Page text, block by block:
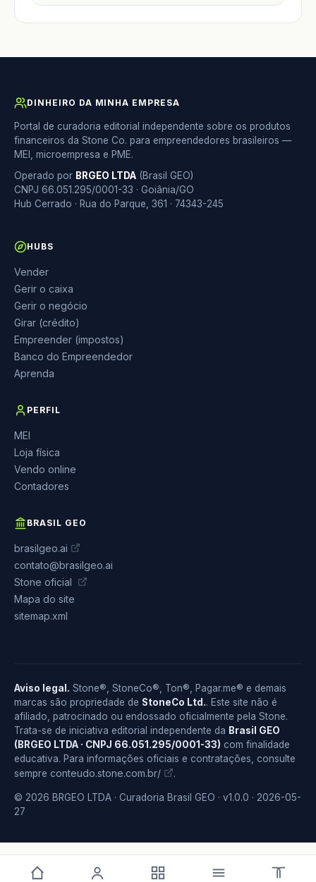
DINHEIRO DA MINHA EMPRESA
Portal de curadoria editorial independente sobre os produtos
financeiros da Stone Co. para empreendedores brasileiros —
MEI, microempresa e PME.
Operado por BRGEO LTDA (Brasil GEO)
CNPJ 66.051.295/0001-33 · Goiânia/GO
Hub Cerrado · Rua do Parque, 361 · 74343-245
HUBS
Vender
Gerir o caixa
Gerir o negócio
Girar (crédito)
Empreender (impostos)
Banco do Empreendedor
Aprenda
PERFIL
MEI
Loja física
Vendo online
Contadores
BRASIL GEO
brasilgeo.ai
contato@brasilgeo.ai
Stone oficial
Mapa do site
sitemap.xml
Aviso legal. Stone®, StoneCo®, Ton®, Pagar.me® e demais
marcas são propriedade de StoneCo Ltd.. Este site não é
afiliado, patrocinado ou endossado oficialmente pela Stone.
Trata-se de iniciativa editorial independente da Brasil GEO
(BRGEO LTDA · CNPJ 66.051.295/0001-33) com finalidade
educativa. Para informações oficiais e contratações, consulte
sempre conteudo.stone.com.br/ .
© 2026 BRGEO LTDA · Curadoria Brasil GEO · v1.0.0 · 2026-05-
27